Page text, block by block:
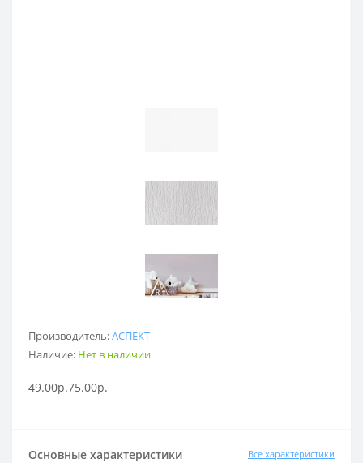
Производитель:АСПЕКТ
Наличие: Нет в наличии
49.00р.75.00р.
Основные характеристики Все характеристики